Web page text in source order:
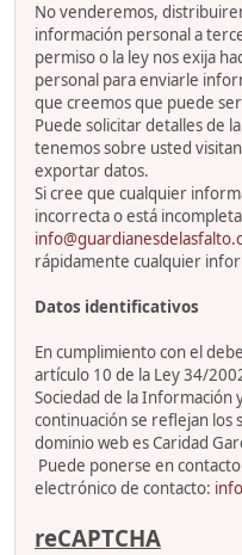
No venderemos,
información personal a
permiso o la ley nos exija
personal para enviarle
que creemos que puede
Puede solicitar detalles de
tenemos sobre usted
exportar datos.
Si cree que cualquier
incorrecta o está
rápidamente cualquier
Datos identificativos
En cumplimiento con el
artículo 10 de la Ley 34/
Sociedad de la Información
continuación se reflejan los
dominio web es Caridad
Puede ponerse en
electrónico de contacto:
reCAPTCHA